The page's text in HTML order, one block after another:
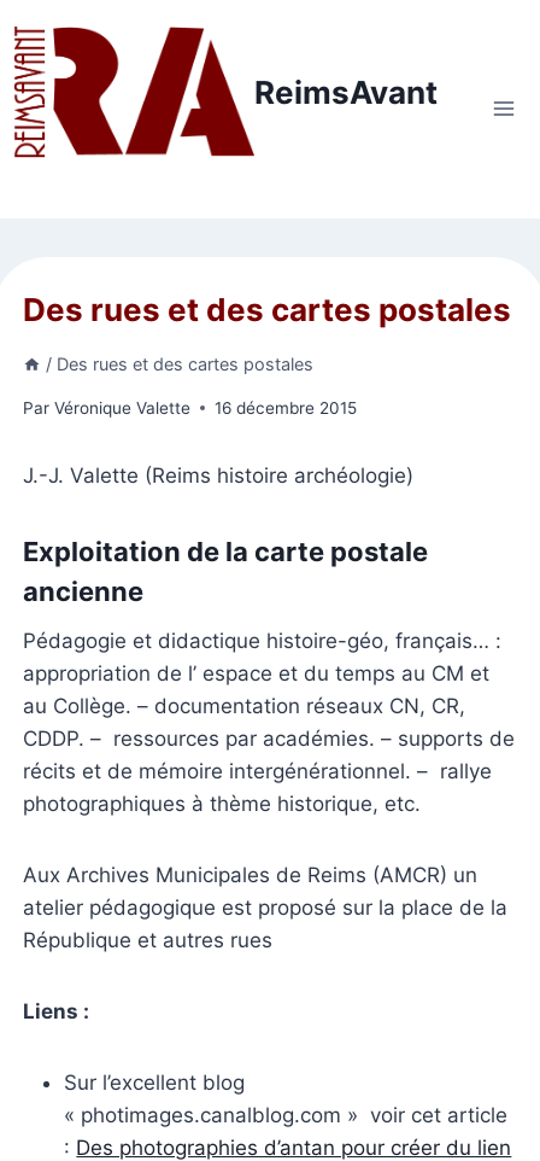
au
contenu
ReimsAvant
Des rues et des cartes postales
/ Des rues et des cartes postales
Par Véronique Valette 16 décembre 2015
J.-J. Valette (Reims histoire archéologie)
Exploitation de la carte postale
ancienne
Pédagogie et didactique histoire-géo, français… :
appropriation de l’ espace et du temps au CM et
au Collège. – documentation réseaux CN, CR,
CDDP. – ressources par académies. – supports de
récits et de mémoire intergénérationnel. – rallye
photographiques à thème historique, etc.
Aux Archives Municipales de Reims (AMCR) un
atelier pédagogique est proposé sur la place de la
République et autres rues
Liens :
Sur l’excellent blog
« photimages.canalblog.com » voir cet article
: Des photographies d’antan pour créer du lien